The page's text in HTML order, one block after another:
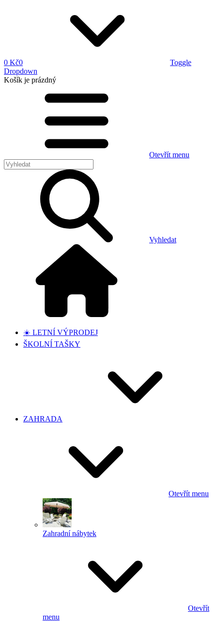
0 Kč0
Toggle
Dropdown
Košík je prázdný
Otevřít menu
Vyhledat
☀️ LETNÍ VÝPRODEJ
ŠKOLNÍ TAŠKY
ZAHRADA
Otevřít menu
Zahradní nábytek
Otevřít
menu